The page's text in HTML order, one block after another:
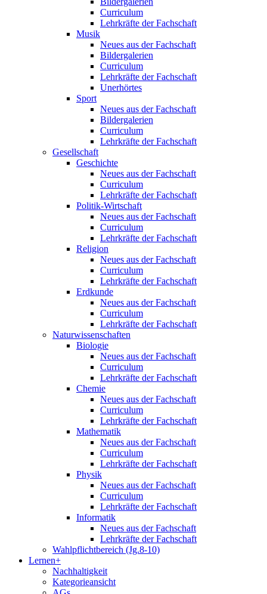
Curriculum
Lehrkräfte der Fachschaft
Musik
Neues aus der Fachschaft
Bildergalerien
Curriculum
Lehrkräfte der Fachschaft
Unerhörtes
Sport
Neues aus der Fachschaft
Bildergalerien
Curriculum
Lehrkräfte der Fachschaft
Gesellschaft
Geschichte
Neues aus der Fachschaft
Curriculum
Lehrkräfte der Fachschaft
Politik-Wirtschaft
Neues aus der Fachschaft
Curriculum
Lehrkräfte der Fachschaft
Religion
Neues aus der Fachschaft
Curriculum
Lehrkräfte der Fachschaft
Erdkunde
Neues aus der Fachschaft
Curriculum
Lehrkräfte der Fachschaft
Naturwissenschaften
Biologie
Neues aus der Fachschaft
Curriculum
Lehrkräfte der Fachschaft
Chemie
Neues aus der Fachschaft
Curriculum
Lehrkräfte der Fachschaft
Mathematik
Neues aus der Fachschaft
Curriculum
Lehrkräfte der Fachschaft
Physik
Neues aus der Fachschaft
Curriculum
Lehrkräfte der Fachschaft
Informatik
Neues aus der Fachschaft
Lehrkräfte der Fachschaft
Wahlpflichtbereich (Jg.8-10)
Lernen+
Nachhaltigkeit
Kategorieansicht